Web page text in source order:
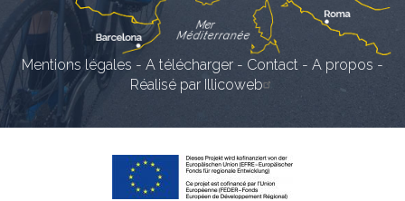
Mentions légales - A télécharger - Contact - A propos -
Réalisé par Illicoweb